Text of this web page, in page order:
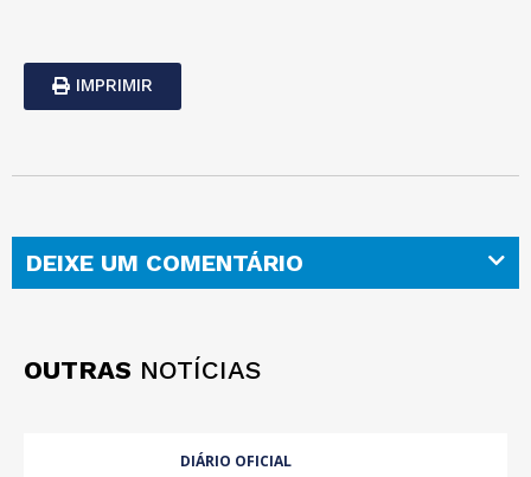
IMPRIMIR
DEIXE UM COMENTÁRIO
OUTRAS NOTÍCIAS
DIÁRIO OFICIAL